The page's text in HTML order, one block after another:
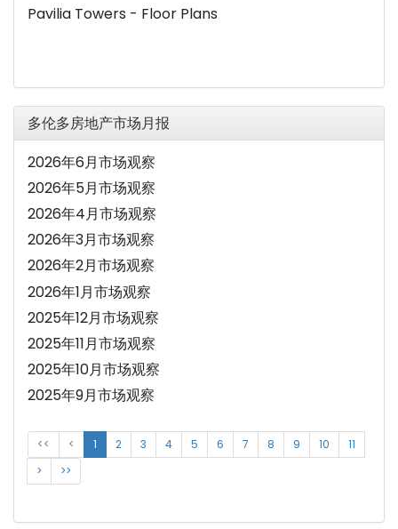
Pavilia Towers - Floor Plans
多伦多房地产市场月报
2026年6月市场观察
2026年5月市场观察
2026年4月市场观察
2026年3月市场观察
2026年2月市场观察
2026年1月市场观察
2025年12月市场观察
2025年11月市场观察
2025年10月市场观察
2025年9月市场观察
<< < 1 2 3 4 5 6 7 8 9 10
11
>
>>